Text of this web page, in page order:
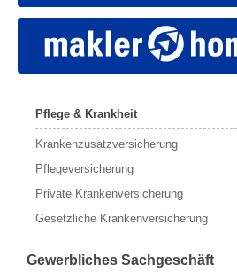
Pflege & Krankheit
Krankenzusatzversicherung
Pflegeversicherung
Private Krankenversicherung
Gesetzliche Krankenversicherung
Gewerbliches Sachgeschäft